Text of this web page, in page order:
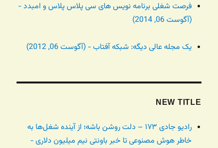
فرصت شغلی برنامه نویس های سی پلاس پلاس و امبدد -
(آگوست 06, 2014)
یک مجله عالی دیگه: شبکه آفتاب - (آگوست 06, 2012)
NEW TITLE
رادیو جادی ۱۷۳ – دلت روشن باشه؛ از آینده شغل‌ها به
خاطر هوش مصنوعی تا خبر باونتی نیم میلیون دلاری -